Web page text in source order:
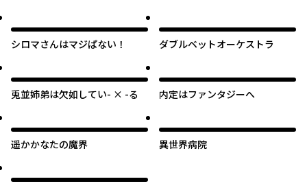
シロマさんはマジぱない！ ダブルベットオーケストラ
兎並姉弟は欠如してい- × -る 内定はファンタジーへ
遥かかなたの魔界 異世界病院